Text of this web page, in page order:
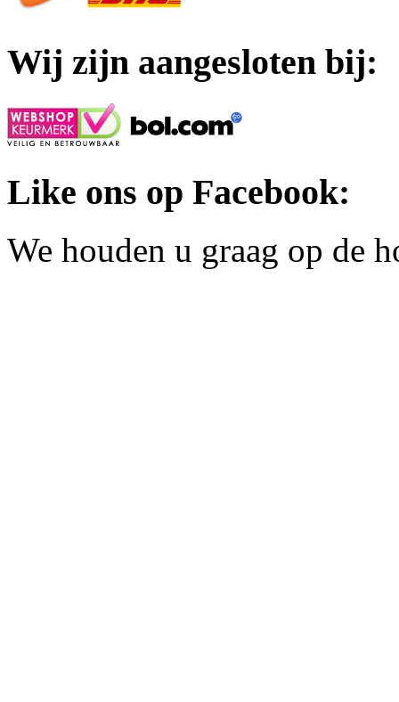
Wij zijn aangesloten bij:
Like ons op Facebook:
We houden u graag op de